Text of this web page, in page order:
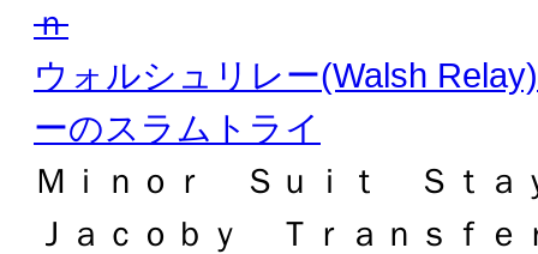
ｎ
ウォルシュリレー(Walsh
ーのスラムトライ
Ｍｉｎｏｒ Ｓｕｉｔ Ｓｔａ
Ｊａｃｏｂｙ Ｔｒａｎｓｆ